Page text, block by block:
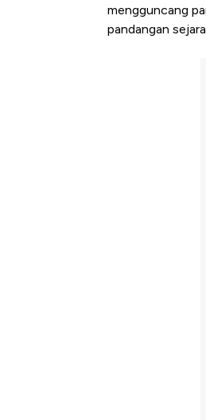
mengguncang
pandangan